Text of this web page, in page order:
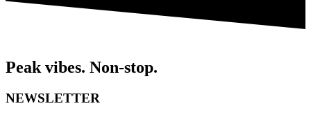
Peak vibes. Non-stop.
NEWSLETTER